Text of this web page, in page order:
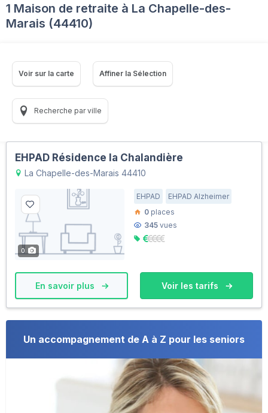
1 Maison de retraite à La Chapelle-des-
Marais (44410)
Voir sur la carte Affiner la Sélection
Recherche par ville
EHPAD Résidence la Chalandière
La Chapelle-des-Marais 44410
0
EHPAD
EHPAD Alzheimer
0 places
345 vues
En savoir plus Voir les tarifs
Un accompagnement de A à Z pour les seniors